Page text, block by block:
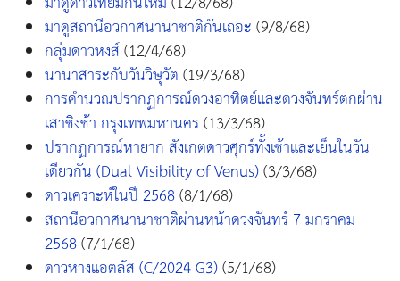
มาดูสถานีอวกาศนานาชาติกันเถอะ(9/8/68)
กลุ่มดาวหงส์(12/4/68)
นานาสาระกับวันวิษุวัต(19/3/68)
การคำนวณปรากฏการณ์ดวงอาทิตย์และดวงจันทร์ตกผ่าน
เสาชิงช้า กรุงเทพมหานคร(13/3/68)
ปรากฏการณ์หายาก สังเกตดาวศุกร์ทั้งเช้าและเย็นในวัน
เดียวกัน (Dual Visibility of Venus)(3/3/68)
ดาวเคราะห์ในปี 2568(8/1/68)
สถานีอวกาศนานาชาติผ่านหน้าดวงจันทร์ 7 มกราคม
2568(7/1/68)
ดาวหางแอตลัส (C/2024 G3)(5/1/68)